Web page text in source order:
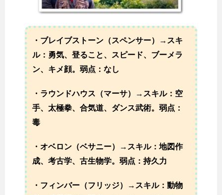
・ブレイブストーン（スペンサー）→スキ
ル：勇気、登ること、スピード、ブーメラ
ン、キメ顔。弱点：なし
・ラウンドハウス（マーサ）→スキル：空
手、太極拳、合気道、ダンス武術。弱点：
毒
・オベロン（ベサニー）→スキル：地図作
成、考古学、古生物学。弱点：持久力
・フィンバー（フリッジ）→スキル：動物